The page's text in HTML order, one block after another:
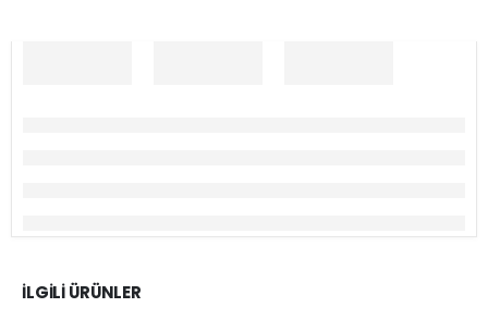
İLGILI ÜRÜNLER